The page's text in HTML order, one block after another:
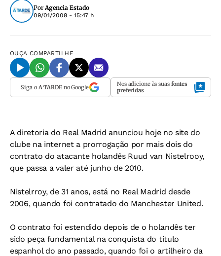
PorAgencia Estado
09/01/2008 - 15:47 h
OUÇA COMPARTILHE
Siga o A TARDEno Google Nos adicione às suas fontes
preferidas
A diretoria do Real Madrid anunciou hoje no site do
clube na internet a prorrogação por mais dois do
contrato do atacante holandês Ruud van Nistelrooy,
que passa a valer até junho de 2010.
Nistelrroy, de 31 anos, está no Real Madrid desde
2006, quando foi contratado do Manchester United.
O contrato foi estendido depois de o holandês ter
sido peça fundamental na conquista do título
espanhol do ano passado, quando foi o artilheiro da